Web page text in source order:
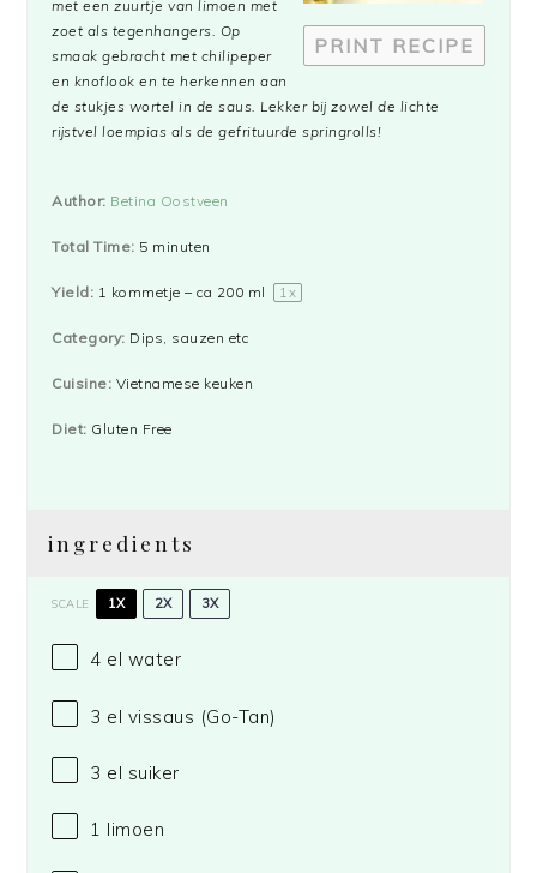
PRINT RECIPE
met een zuurtje van limoen met
zoet als tegenhangers. Op
smaak gebracht met chilipeper
en knoflook en te herkennen aan
de stukjes wortel in de saus. Lekker bij zowel de lichte
rijstvel loempias als de gefrituurde springrolls!
Author: Betina Oostveen
Total Time: 5 minuten
Yield: 1 kommetje – ca 200 ml 1x
Category: Dips, sauzen etc
Cuisine: Vietnamese keuken
Diet: Gluten Free
ingredients
SCALE 1X 2X 3X
4 el water
3 el vissaus (Go-Tan)
3 el suiker
1 limoen